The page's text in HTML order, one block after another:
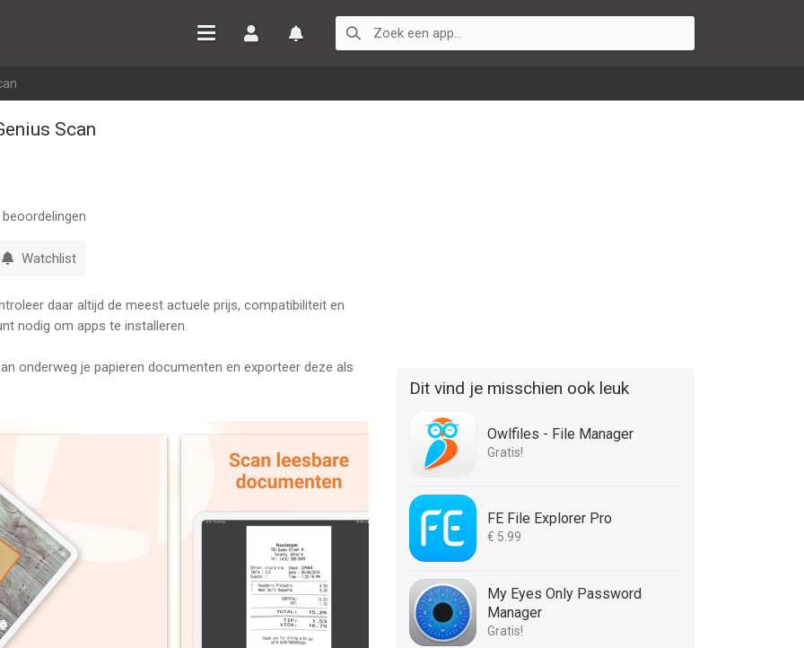
Scan
beoordelingen
Watchlist
daar altijd de meest actuele prijs, compatibiliteit en
nodig om apps te installeren.
onderweg je papieren documenten en exporteer deze als
je apparaat. Onze scannerapp herkent het papier
bij. Zo houd je alleen een goed leesbare document
tientallen pagina's scannen. Handige hulpmiddelen helpen je
niet Genius Scan te downloaden. Maak het jezelf en de
dichtbij te scannen — maar Genius Scan wel." - The
Dit vind je misschien ook leuk
Owlfiles - File Manager
Gratis!
FE File Explorer Pro
€ 5.99
My Eyes Only Password
Manager
Gratis!